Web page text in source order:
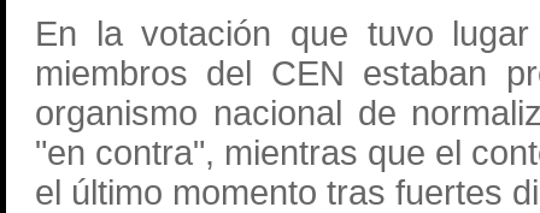
En la votación que tuvo
miembros del CEN estaban
organismo nacional de
"en contra", mientras que el
el último momento tras fuertes